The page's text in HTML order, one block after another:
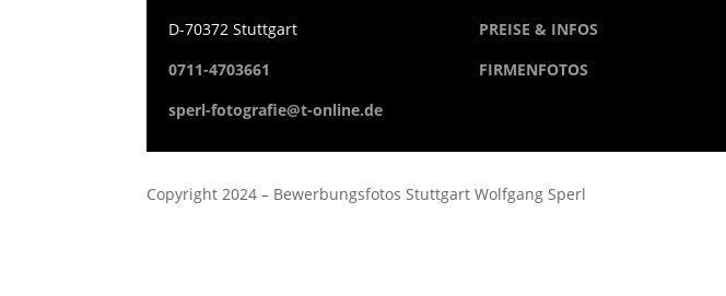
D-70372 Stuttgart
0711-4703661
sperl-fotografie@t-online.de
PREISE & INFOS
FIRMENFOTOS
Copyright 2024 –